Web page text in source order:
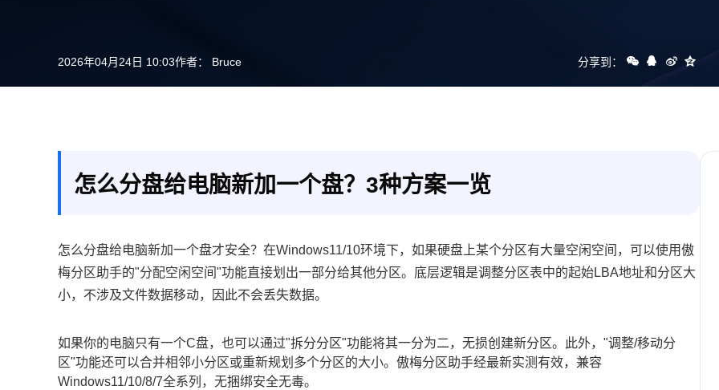
2026年04月24日 10:03作者： Bruce 分享到：
怎么分盘给电脑新加一个盘？3种方案一览
怎么分盘给电脑新加一个盘才安全？在Windows11/10环境下，如果硬盘上某个分区有大量空闲空间，可以使用傲
梅分区助手的"分配空闲空间"功能直接划出一部分给其他分区。底层逻辑是调整分区表中的起始LBA地址和分区大
小，不涉及文件数据移动，因此不会丢失数据。
如果你的电脑只有一个C盘，也可以通过"拆分分区"功能将其一分为二，无损创建新分区。此外，"调整/移动分
区"功能还可以合并相邻小分区或重新规划多个分区的大小。傲梅分区助手经最新实测有效，兼容
Windows11/10/8/7全系列，无捆绑安全无毒。